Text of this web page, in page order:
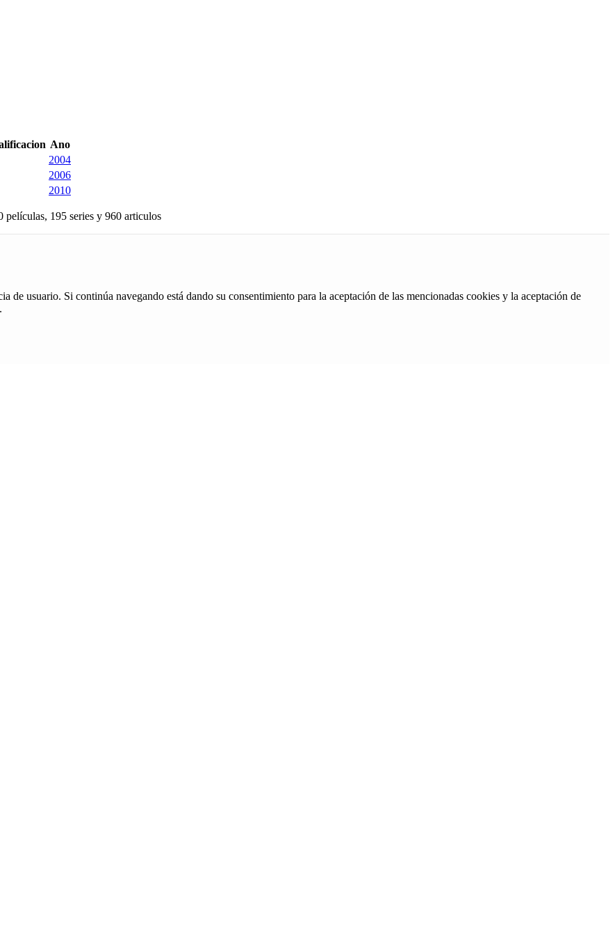
Ano
2004
2006
2010
películas, 195 series y 960 articulos
de usuario. Si continúa navegando está dando su consentimiento para la aceptación de las mencionadas cookies y la aceptación de